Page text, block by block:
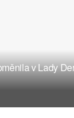
v Lady